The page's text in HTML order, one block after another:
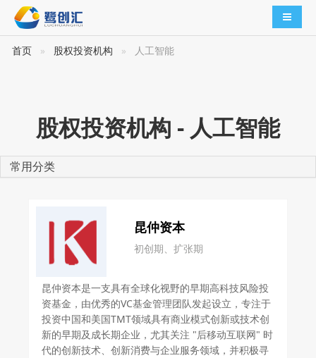
导航切
首页 股权投资机构 人工智能
股权投资机构 - 人工智能
常用分类
昆仲资本
初创期、扩张期
昆仲资本是一支具有全球化视野的早期高科技风险投
资基金，由优秀的VC基金管理团队发起设立，专注于
投资中国和美国TMT领域具有商业模式创新或技术创
新的早期及成长期企业，尤其关注 "后移动互联网" 时
代的创新技术、创新消费与企业服务领域，并积极寻